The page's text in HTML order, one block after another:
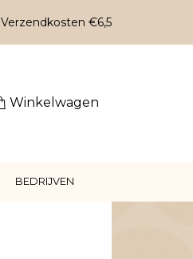
Verzendkosten €6,5
Winkelwagen
BEDRIJVEN